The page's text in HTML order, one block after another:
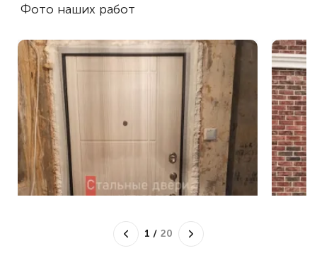
Фото наших работ
1 / 20